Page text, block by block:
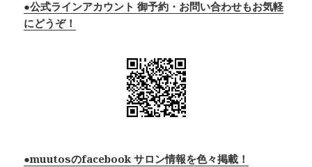
●公式ラインアカウント 御予約・お問い合わせもお気軽
にどうぞ！
●muutosのfacebook サロン情報を色々掲載！